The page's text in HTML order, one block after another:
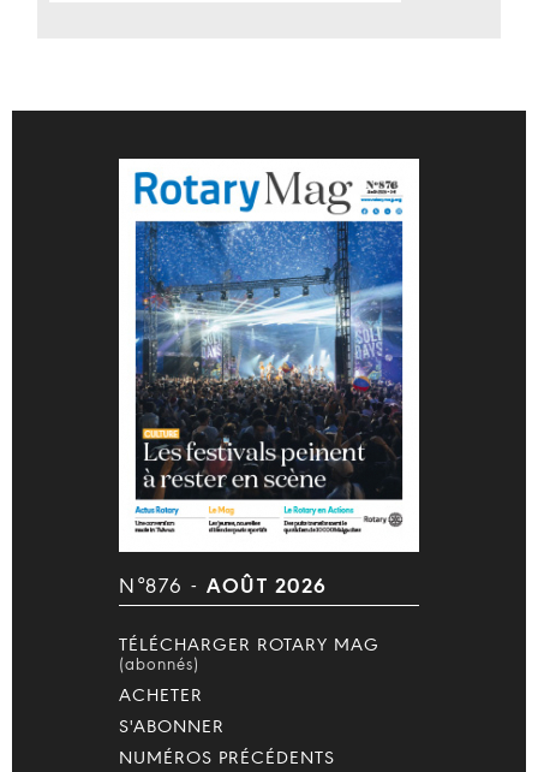
N°876 - AOÛT 2026
TÉLÉCHARGER ROTARY MAG
(abonnés)
ACHETER
S'ABONNER
NUMÉROS PRÉCÉDENTS